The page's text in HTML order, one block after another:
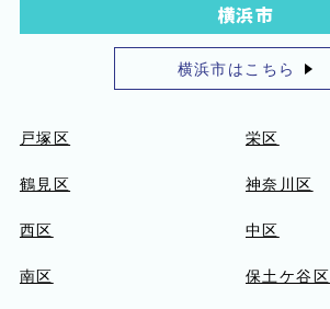
横浜市
横浜市はこちら
戸塚区 栄区
鶴見区 神奈川区
西区 中区
南区 保土ケ谷区